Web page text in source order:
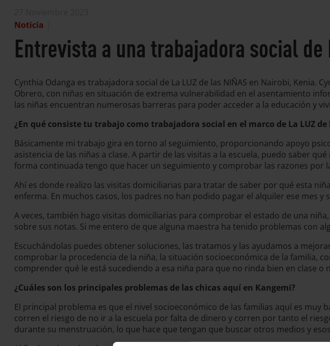
Noticia
Entrevista a una trabajadora social de
Cynthia Odanga es trabajadora social de La LUZ de las NIÑAS en Nairobi, Kenia.
Obrero, con niñas en situación de extrema vulnerabilidad en el asentamiento
las niñas encuentran numerosas barreras para poder acceder a la educación y
¿En qué consiste tu trabajo como trabajadora social en el marco de La LUZ de
Básicamente mi trabajo gira en torno al seguimiento, proporcionando apoyo
asistencia de las niñas a clase. A partir de las visitas a la escuela, puedo saber
forma continuada tengo que hacer un seguimiento y comprobar las razones por
Ahí es donde realizo las visitas domiciliarias para tratar de saber por qué esta
enferma. En muchos casos, los padres no han podido pagar el alquiler ese mes
A veces, también hago visitas domiciliarias para comprobar el estado de una
sobre sus notas. Si me entero de que alguna maestra ha tenido problemas con
Escuchándolas puedes obtener soluciones, las tratamos y las ayudamos a
comprobar la procedencia de la niña, la situación socioeconómica de la familia,
comprender qué le está sucediendo a esa niña para que no rinda bien en clase o
¿Cuáles son los principales problemas de las chicas aquí en Kangemi?
El principal problema es que el nivel socioeconómico de las familias aquí es muy
corren el riesgo de no ir a la escuela por falta de dinero y corren por tanto el
durante su menstruación, lo que hace que tengan que buscar otros medios y